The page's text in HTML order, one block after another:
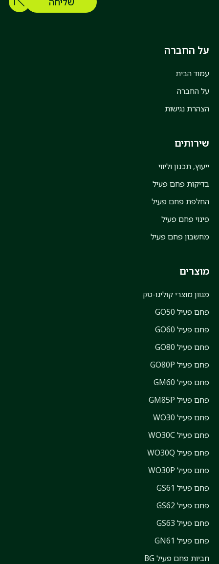
על החברה
עמוד הבית
על החברה
הצהרת נגישות
שירותים
ייעוץ, תכנון וליווי
בדיקות פחם פעיל
החלפת פחם פעיל
פינוי פחם פעיל
מחשבון פחם פעיל
מוצרים
מגוון מוצרי קוליגו-טק
פחם פעיל GO50
פחם פעיל GO60
פחם פעיל GO80
פחם פעיל GO80P
פחם פעיל GM60
פחם פעיל GM85P
פחם פעיל WO30
פחם פעיל WO30C
פחם פעיל WO30Q
פחם פעיל WO30P
פחם פעיל GS61
פחם פעיל GS62
פחם פעיל GS63
פחם פעיל GN61
חביות פחם פעיל BG